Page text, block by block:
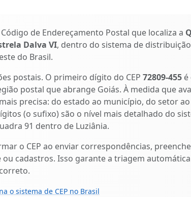
Código de Endereçamento Postal que localiza a
Dalva VI, dentro do sistema de
do Brasil.
postais. O primeiro dígito do CEP 72809-455 é
postal que abrange Goiás. À medida que
precisa: do estado ao município, do setor ao
(o sufixo) são o nível mais detalhado do
91 dentro de Luziânia.
o CEP ao enviar correspondências,
cadastros. Isso garante a triagem automática
o sistema de CEP no Brasil